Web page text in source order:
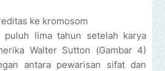
ke kromosom
puluh lima tahun setelah karya
Walter Sutton (Gambar 4)
antara pewarisan sifat dan